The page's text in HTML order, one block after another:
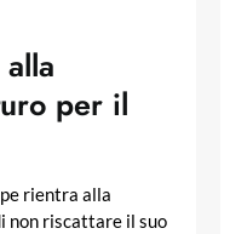
per il
rientra alla
non riscattare il suo